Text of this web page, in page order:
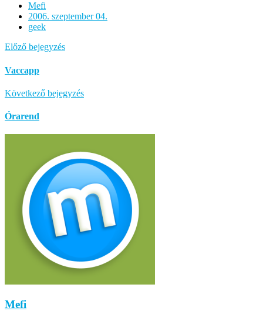
Mefi
2006. szeptember 04.
geek
Előző bejegyzés
Vaccapp
Következő bejegyzés
Órarend
Mefi